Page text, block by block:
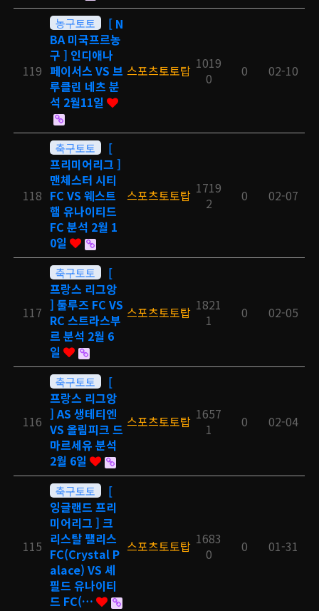
119
농구토토
[ N
BA 미국프르농
구 ] 인디애나
페이서스 VS 브
루클린 네츠 분
석 2월11일
스포츠토토탑 1019
0
0 02-10
118
축구토토
[
프리미어리그 ]
맨체스터 시티
FC VS 웨스트
햄 유나이티드
FC 분석 2월 1
0일
스포츠토토탑 1719
2
0 02-07
117
축구토토
[
프랑스 리그앙
] 툴루즈 FC VS
RC 스트라스부
르 분석 2월 6
일
스포츠토토탑 1821
1
0 02-05
116
축구토토
[
프랑스 리그앙
] AS 생테티엔
VS 올림피크 드
마르세유 분석
2월 6일
스포츠토토탑 1657
1
0 02-04
115
축구토토
[
잉글랜드 프리
미어리그 ] 크
리스탈 팰리스
FC(Crystal P
alace) VS 셰
필드 유나이티
드 FC(…
스포츠토토탑 1683
0
0 01-31